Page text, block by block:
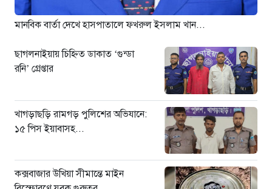
লাইনচ্যুত: ট্রেন চলাচল স্বাভাবিক
১ দিন আগে
মানবিক বার্তা দেখে হাসপাতালে ফখরুল ইসলাম খান...
ছাগলনাইয়ায় চিহ্নিত ডাকাত ‘গুন্ডা
রনি’ গ্রেপ্তার
খাগড়াছড়ি রামগড় পুলিশের অভিযানে:
১৫ পিস ইয়াবাসহ...
কক্সবাজার উখিয়া সীমান্তে মাইন